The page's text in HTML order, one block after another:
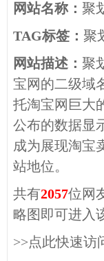
网站名称： 聚
TAG标签： 聚
网站描述： 聚
宝网的二级域
托淘宝网巨大
公布的数据显
成为展现淘宝
站地位。
共有2057位网
略图即可进入
>>点此快速访